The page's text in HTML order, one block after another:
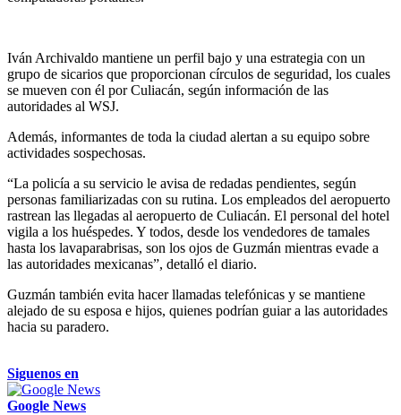
Iván Archivaldo mantiene un perfil bajo y una estrategia con un
grupo de sicarios que proporcionan círculos de seguridad, los cuales
se mueven con él por Culiacán, según información de las
autoridades al WSJ.
Además, informantes de toda la ciudad alertan a su equipo sobre
actividades sospechosas.
“La policía a su servicio le avisa de redadas pendientes, según
personas familiarizadas con su rutina. Los empleados del aeropuerto
rastrean las llegadas al aeropuerto de Culiacán. El personal del hotel
vigila a los huéspedes. Y todos, desde los vendedores de tamales
hasta los lavaparabrisas, son los ojos de Guzmán mientras evade a
las autoridades mexicanas”, detalló el diario.
Guzmán también evita hacer llamadas telefónicas y se mantiene
alejado de su esposa e hijos, quienes podrían guiar a las autoridades
hacia su paradero.
Siguenos en
Google News